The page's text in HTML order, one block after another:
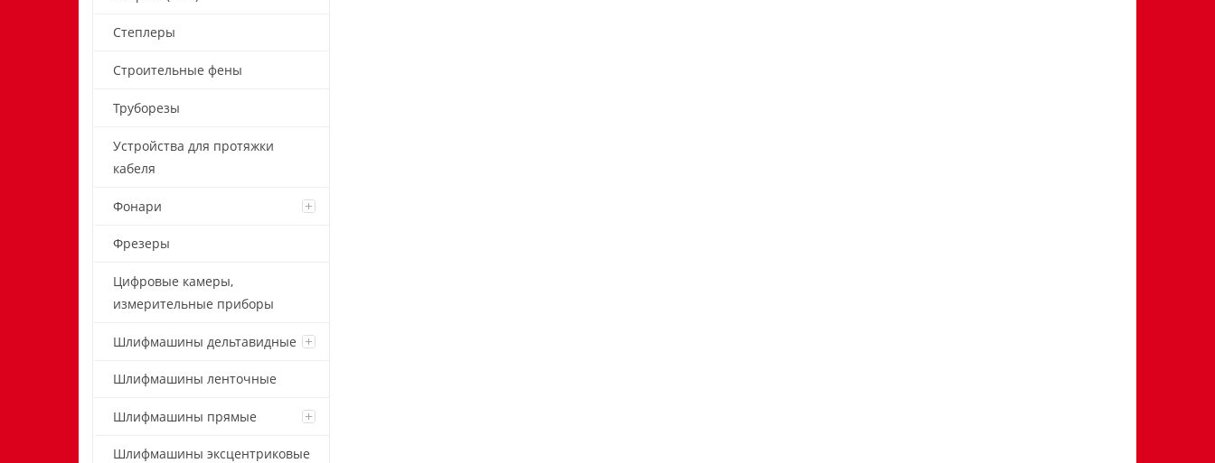
Степлеры
Строительные фены
Труборезы
Устройства для протяжки
кабеля
Фонари
Фрезеры
Цифровые камеры,
измерительные приборы
Шлифмашины дельтавидные
Шлифмашины ленточные
Шлифмашины прямые
Шлифмашины эксцентриковые